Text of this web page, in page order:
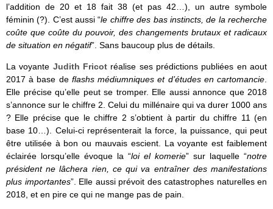
l’addition de 20 et 18 fait 38 (et pas 42…), un autre symbole
féminin (?). C’est aussi “le chiffre des bas instincts, de la recherche
coûte que coûte du pouvoir, des changements brutaux et radicaux
de situation en négatif”. Sans baucoup plus de détails.
La voyante Judith Fricot réalise ses prédictions publiées en aout
2017 à base de flashs médiumniques et d’études en cartomancie
Elle précise qu’elle peut se tromper. Elle aussi annonce que 2018
s’annonce sur le chiffre 2. Celui du millénaire qui va durer 1000 ans
? Elle précise que le chiffre 2 s’obtient à partir du chiffre 11 (en
base 10…). Celui-ci représenterait la force, la puissance, qui peut
être utilisée à bon ou mauvais escient. La voyante est faiblement
éclairée lorsqu’elle évoque la “loi el komerie” sur laquelle “notre
président ne lâchera rien, ce qui va entraîner des manifestations
plus importantes”. Elle aussi prévoit des catastrophes naturelles en
2018, et en pire ce qui ne mange pas de pain.